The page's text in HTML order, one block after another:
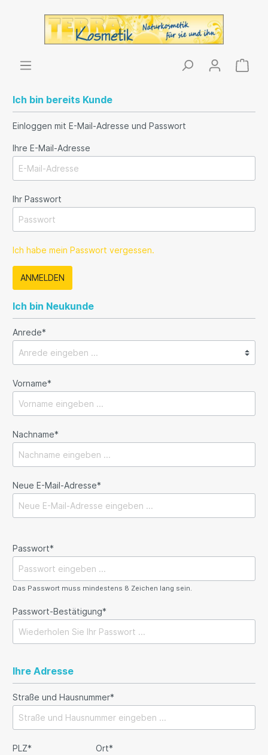
Ich bin bereits Kunde
Einloggen mit E-Mail-Adresse und Passwort
Ihre E-Mail-Adresse
Ihr Passwort
Ich habe mein Passwort vergessen.
ANMELDEN
Ich bin Neukunde
Anrede*
Vorname*
Nachname*
Neue E-Mail-Adresse*
Passwort*
Das Passwort muss mindestens 8 Zeichen lang sein.
Passwort-Bestätigung*
Ihre Adresse
Straße und Hausnummer*
PLZ* Ort*